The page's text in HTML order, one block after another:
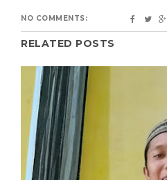
NO COMMENTS:
RELATED POSTS